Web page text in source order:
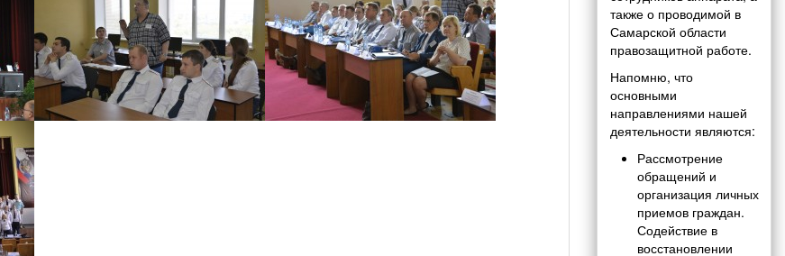
также о проводимой в
Самарской области
правозащитной работе.
Напомню, что
основными
направлениями нашей
деятельности являются:
Рассмотрение
обращений и
организация личных
приемов граждан.
Содействие в
восстановлении